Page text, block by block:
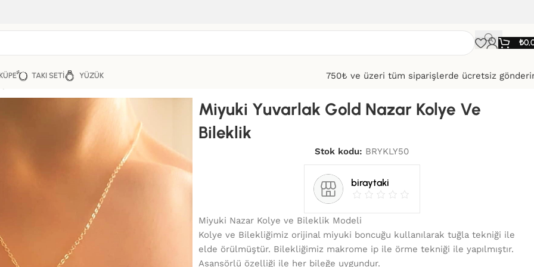
₺
TAKI SETI YÜZÜK
750₺ ve üzeri tüm siparişlerde ücretsiz
Ve Bileklik
Miyuki Yuvarlak Gold Nazar Kolye Ve
Bileklik
Stok kodu: BRYKLY50
biraytaki
Miyuki Nazar Kolye ve Bileklik Modeli
Kolye ve Bilekliğimiz orijinal miyuki boncuğu kullanılarak tuğla tekniği ile
elde örülmüştür. Bilekliğimiz makrome ip ile örme tekniği ile yapılmıştır.
Asansörlü özelliği ile her bileğe uygundur.